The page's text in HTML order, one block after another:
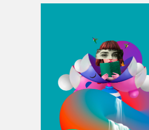
Espace médias